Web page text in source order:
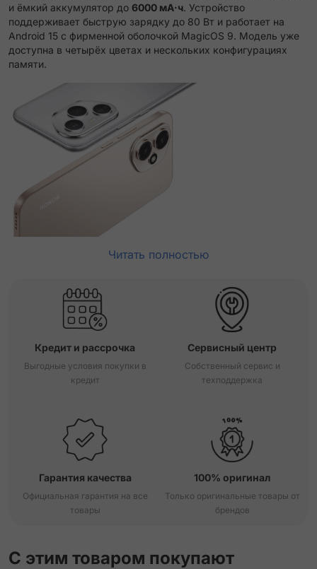
и ёмкий аккумулятор до 6000 мА·ч. Устройство
поддерживает быструю зарядку до 80 Вт и работает на
Android 15 с фирменной оболочкой MagicOS 9. Модель уже
доступна в четырёх цветах и нескольких конфигурациях
памяти.
Читать полностью
Кредит и рассрочка
Выгодные условия покупки в
кредит
Сервисный центр
Собственный сервис и
техподдержка
Гарантия качества
Официальная гарантия на все
товары
100% оригинал
Только оригинальные товары от
брендов
С этим товаром покупают